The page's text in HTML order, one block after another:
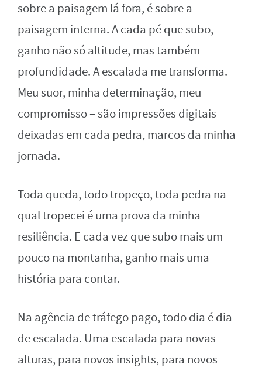
sobre a paisagem lá fora, é sobre a
paisagem interna. A cada pé que subo,
ganho não só altitude, mas também
profundidade. A escalada me transforma.
Meu suor, minha determinação, meu
compromisso – são impressões digitais
deixadas em cada pedra, marcos da minha
jornada.
Toda queda, todo tropeço, toda pedra na
qual tropecei é uma prova da minha
resiliência. E cada vez que subo mais um
pouco na montanha, ganho mais uma
história para contar.
Na agência de tráfego pago, todo dia é dia
de escalada. Uma escalada para novas
alturas, para novos insights, para novos